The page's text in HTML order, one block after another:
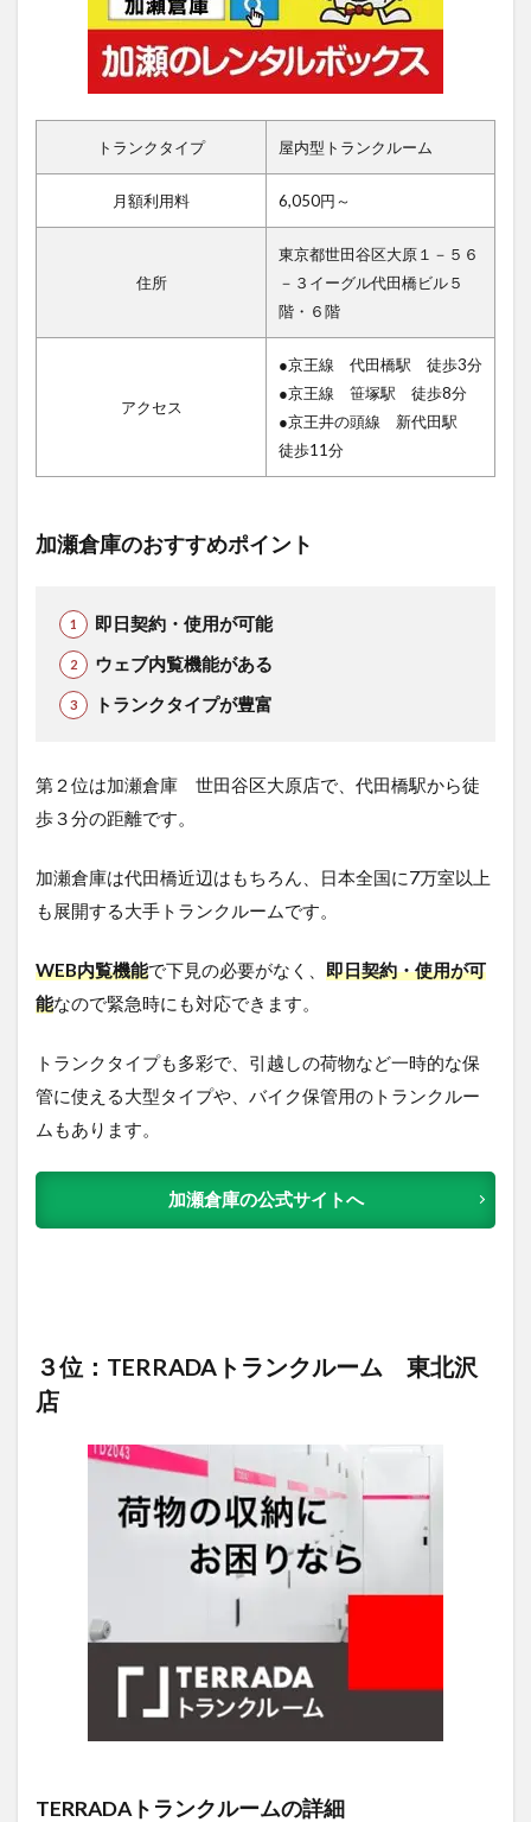
トランクタイプ 屋内型トランクルーム
月額利用料 6,050円～
住所
東京都世田谷区大原１－５６
－３イーグル代田橋ビル５
階・６階
アクセス
●京王線 代田橋駅 徒歩3分
●京王線 笹塚駅 徒歩8分
●京王井の頭線 新代田駅
徒歩11分
加瀬倉庫のおすすめポイント
即日契約・使用が可能
ウェブ内覧機能がある
トランクタイプが豊富
第２位は加瀬倉庫 世田谷区大原店で、代田橋駅から徒
歩３分の距離です。
加瀬倉庫は代田橋近辺はもちろん、日本全国に7万室以上
も展開する大手トランクルームです。
WEB内覧機能で下見の必要がなく、 即日契約・使用が可
能なので緊急時にも対応できます。
トランクタイプも多彩で、引越しの荷物など一時的な保
管に使える大型タイプや、バイク保管用のトランクルー
ムもあります。
加瀬倉庫の公式サイトへ
３位：TERRADAトランクルーム 東北沢
店
TERRADAトランクルームの詳細